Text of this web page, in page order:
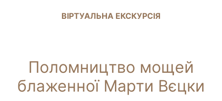
ВІРТУАЛЬНА ЕКСКУРСІЯ
Поломництво мощей
блаженної Марти Вєцки